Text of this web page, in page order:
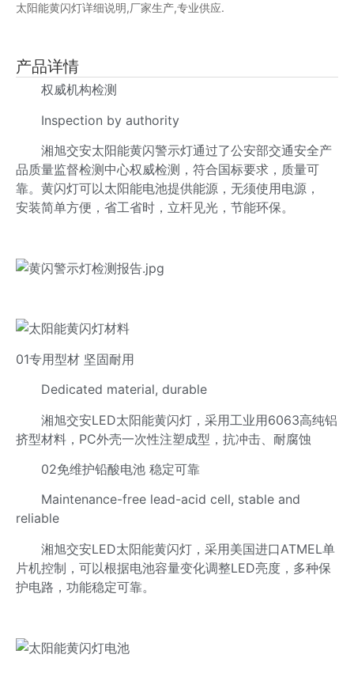
太阳能黄闪灯详细说明,厂家生产,专业供应.
产品详情
权威机构检测
Inspection by authority
湘旭交安太阳能黄闪警示灯通过了公安部交通安全产
品质量监督检测中心权威检测，符合国标要求，质量可
靠。黄闪灯可以太阳能电池提供能源，无须使用电源，
安装简单方便，省工省时，立杆见光，节能环保。
01专用型材 坚固耐用
Dedicated material, durable
湘旭交安LED太阳能黄闪灯，采用工业用6063高纯铝
挤型材料，PC外壳一次性注塑成型，抗冲击、耐腐蚀
02免维护铅酸电池 稳定可靠
Maintenance-free lead-acid cell, stable and
reliable
湘旭交安LED太阳能黄闪灯，采用美国进口ATMEL单
片机控制，可以根据电池容量变化调整LED亮度，多种保
护电路，功能稳定可靠。